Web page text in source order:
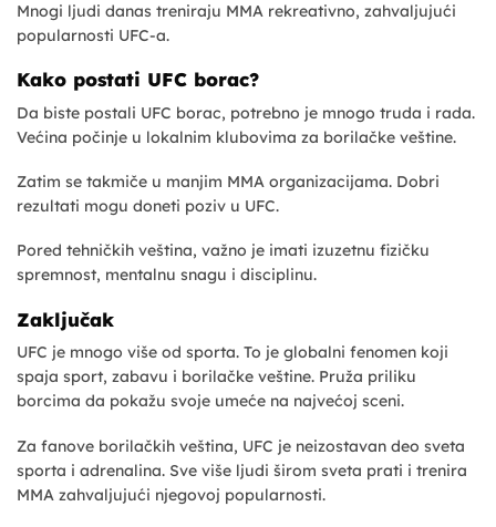
Mnogi ljudi danas treniraju MMA rekreativno, zahvaljujući
popularnosti UFC-a.
Kako postati UFC borac?
Da biste postali UFC borac, potrebno je mnogo truda i rada.
Većina počinje u lokalnim klubovima za borilačke veštine.
Zatim se takmiče u manjim MMA organizacijama. Dobri
rezultati mogu doneti poziv u UFC.
Pored tehničkih veština, važno je imati izuzetnu fizičku
spremnost, mentalnu snagu i disciplinu.
Zaključak
UFC je mnogo više od sporta. To je globalni fenomen koji
spaja sport, zabavu i borilačke veštine. Pruža priliku
borcima da pokažu svoje umeće na najvećoj sceni.
Za fanove borilačkih veština, UFC je neizostavan deo sveta
sporta i adrenalina. Sve više ljudi širom sveta prati i trenira
MMA zahvaljujući njegovoj popularnosti.